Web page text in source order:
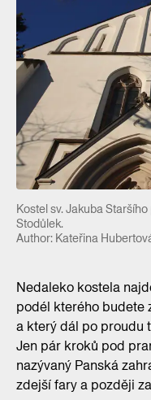
Kostel sv. Jakuba
Stodůlek.
Author: Kateřina
Nedaleko kostela
podél kterého budete
a který dál po proudu
Jen pár kroků pod
nazývaný Panská
zdejší fary a později